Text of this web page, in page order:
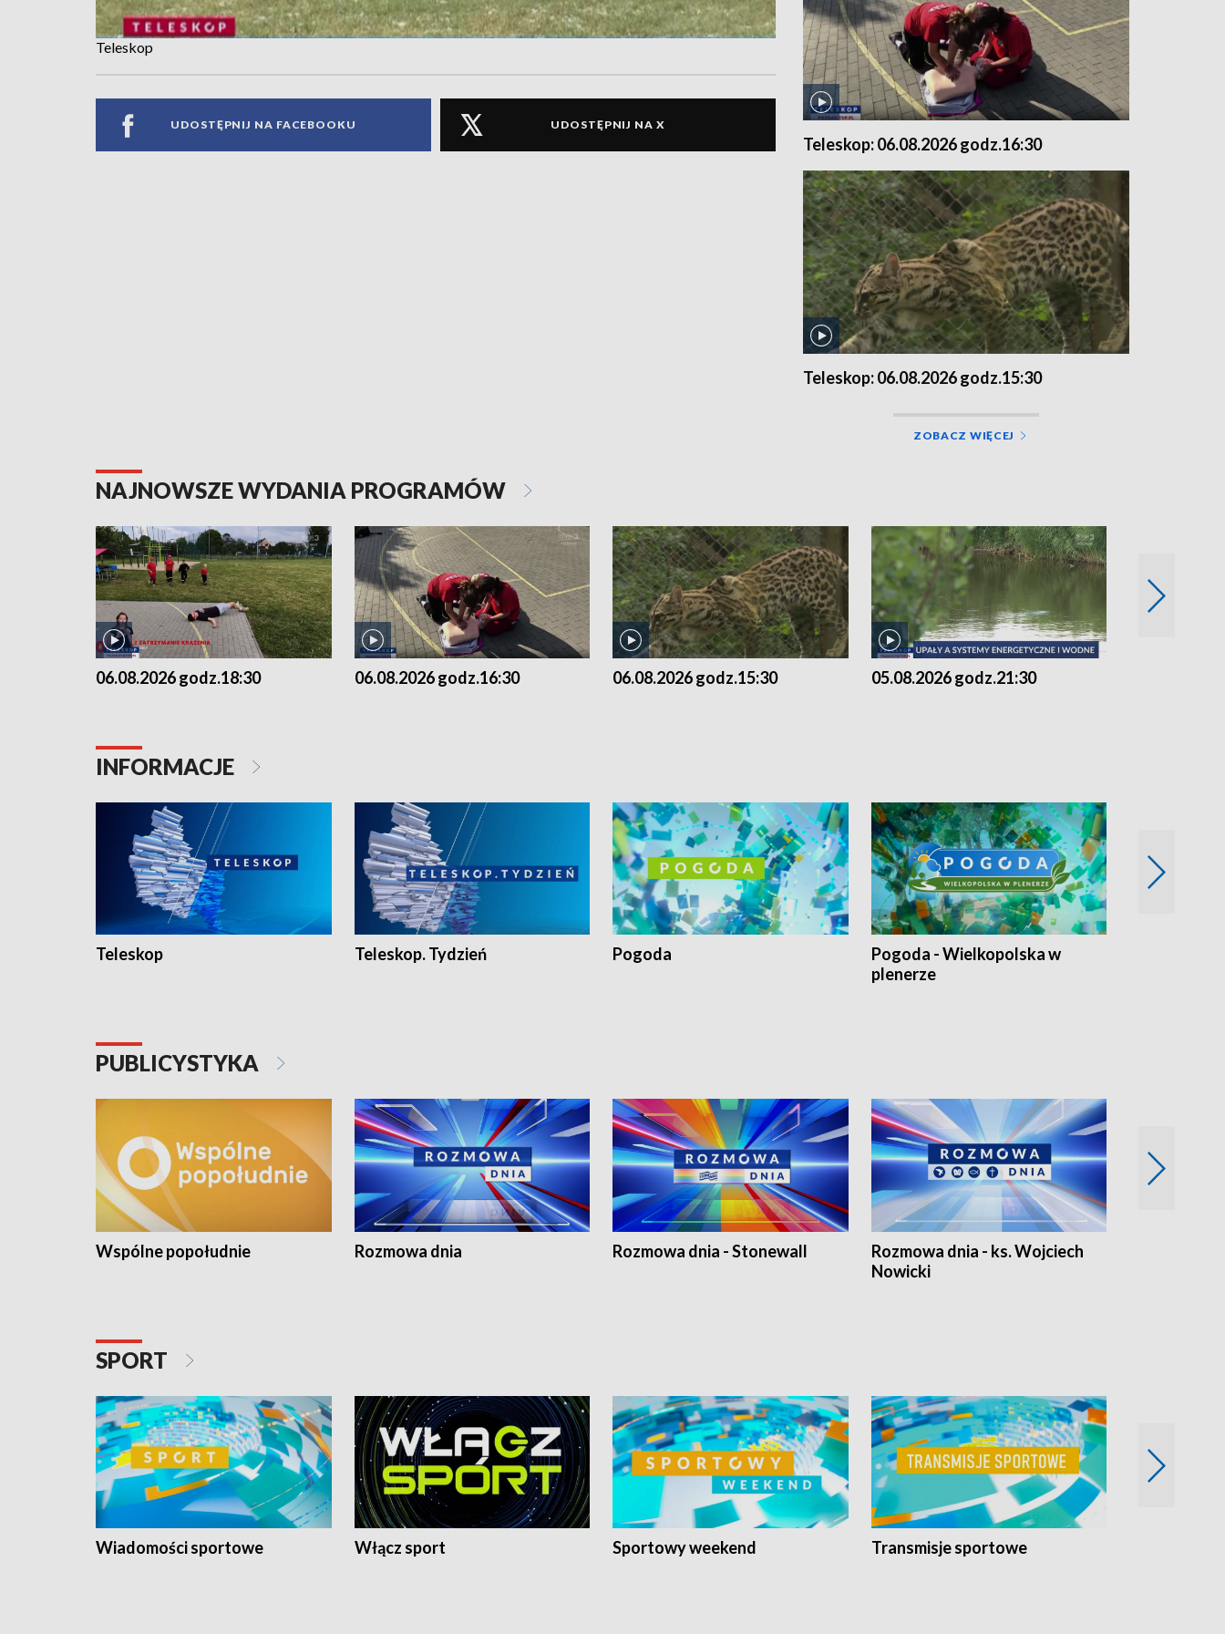
Teleskop
UDOSTĘPNIJ NA FACEBOOKU UDOSTĘPNIJ NA X
Teleskop: 06.08.2026 godz.16:30
Teleskop: 06.08.2026 godz.15:30
ZOBACZ WIĘCEJ
NAJNOWSZE WYDANIA PROGRAMÓW
06.08.2026 godz.18:30 06.08.2026 godz.16:30 06.08.2026 godz.15:30 05.08.2026 godz.21:30
INFORMACJE
Teleskop Teleskop. Tydzień Pogoda
Pogoda - Wielkopolska w
plenerze
PUBLICYSTYKA
Wspólne popołudnie Rozmowa dnia Rozmowa dnia - Stonewall
Rozmowa dnia - ks. Wojciech
Nowicki
SPORT
Wiadomości sportowe Włącz sport Sportowy weekend Transmisje sportowe